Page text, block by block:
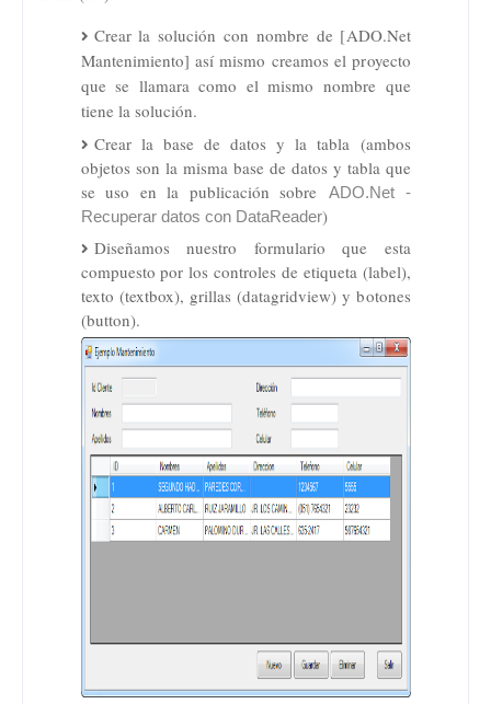
Crear la solución con nombre de [ADO.Net
Mantenimiento] así mismo creamos el proyecto
que se llamara como el mismo nombre que
tiene la solución.
Crear la base de datos y la tabla (ambos
objetos son la misma base de datos y tabla que
se uso en la publicación sobre ADO.Net -
Recuperar datos con DataReader)
Diseñamos nuestro formulario que esta
compuesto por los controles de etiqueta (label),
texto (textbox), grillas (datagridview) y botones
(button).